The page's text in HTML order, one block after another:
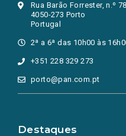
Rua Barão Forrester, n.º
4050-273 Porto
Portugal
2ª a 6ª das 10h00 às
+351 228 329 273
porto@pan.com.pt
Destaques